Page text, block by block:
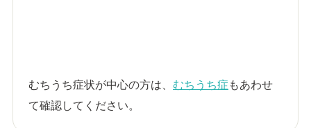
むちうち症状が中心の方は、 むちうち症 もあわせ
て確認してください。